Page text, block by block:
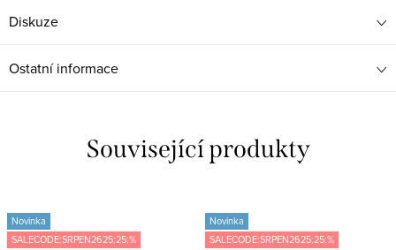
Diskuze
Ostatní informace
Související produkty
Novinka
SALECODE:SRPEN2625:25:%
Novinka
SALECODE:SRPEN2625:25:%